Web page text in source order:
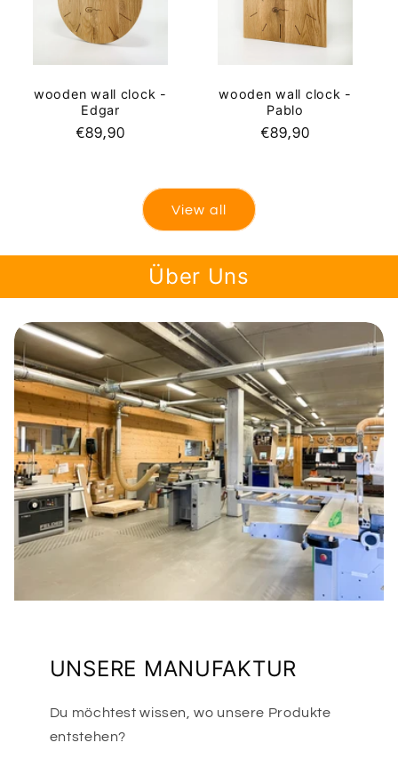
wooden wall clock -
Edgar
Regular
€89,90
wooden wall clock -
Pablo
Regular
€89,90
View all
Über Uns
UNSERE MANUFAKTUR
Du möchtest wissen, wo unsere Produkte
entstehen?